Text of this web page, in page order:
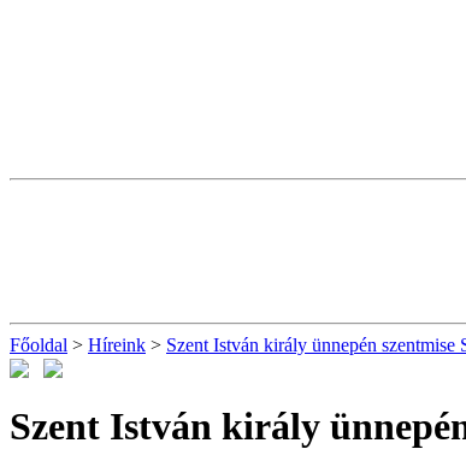
Főoldal > Híreink > Szent István király ünnepén szentmise
Szent István király